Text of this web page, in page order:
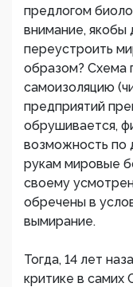
предлогом
внимание, якобы
переустроить
образом? Схема
самоизоляцию
предприятий
обрушивается,
возможность по
рукам мировые
своему
обречены в
вымирание.
Тогда, 14 лет
критике в